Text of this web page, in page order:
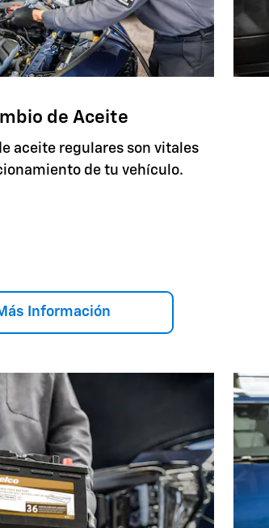
de Aceite
aceite regulares son vitales
de tu vehículo.
Información